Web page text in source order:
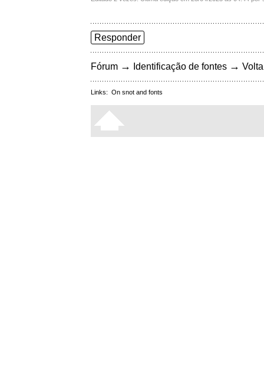
Responder
Fórum → Identificação de fontes →
Links: On snot and fonts